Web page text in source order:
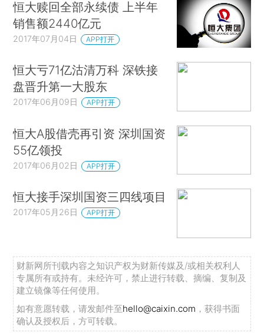
恒大赎回全部永续债 上半年
销售额2440亿元
2017年07月04日 APP打开
恒大亏71亿沽清万科 深铁接
盘晋升第一大股东
2017年06月09日 APP打开
恒大A股借壳再引资 深圳国资
55亿领投
2017年06月02日 APP打开
恒大接手深圳国资三四线项目
2017年05月26日 APP打开
财新网所刊载内容之知识产权为财新传媒及/或相关权利人
专属所有或持有。未经许可，禁止进行转载、摘编、复制及
建立镜像等任何使用。
如有意愿转载，请发邮件至hello@caixin.com ，获得书面
确认及授权后，方可转载。